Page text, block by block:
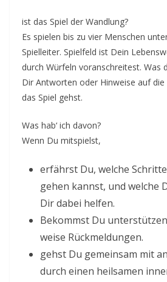
n
K
o
n
–
E
e
n
t
d
ist das Spiel der Wandlung?
Es spielen bis zu vier Menschen
Spielleiter. Spielfeld ist Dein
durch Würfeln voranschreitest. Was
Dir Antworten oder Hinweise auf
das Spiel gehst.
Was hab‘ ich davon?
Wenn Du mitspielst,
erfährst Du, welche
gehen kannst, und welche
Dir dabei helfen.
Bekommst Du
weise Rückmeldungen.
gehst Du gemeinsam mit
durch einen heilsamen